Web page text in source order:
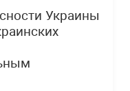
Украины